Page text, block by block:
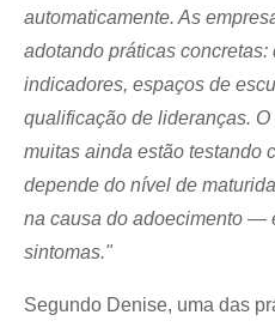
automaticamente. As
adotando práticas
indicadores, espaços de
qualificação de lideranças.
muitas ainda estão testando
depende do nível de
na causa do adoecimento —
sintomas."
Segundo Denise, uma das